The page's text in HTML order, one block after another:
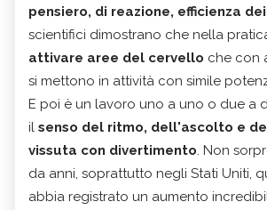
pensiero, di reazione, efficienza
scientifici dimostrano che nella
attivare aree del cervello che con
si mettono in attività con simile
E poi è un lavoro uno a uno o due a
il senso del ritmo, dell'ascolto e
vissuta con divertimento. Non
da anni, soprattutto negli Stati Uniti,
abbia registrato un aumento